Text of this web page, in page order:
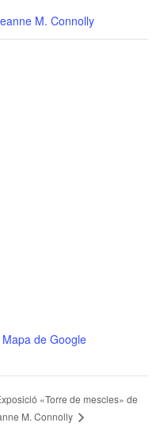
M. Connolly
Mapa de Google
«Torre de mescles» de
M. Connolly